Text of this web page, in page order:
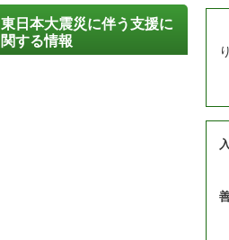
東日本大震災に伴う支援に
関する情報